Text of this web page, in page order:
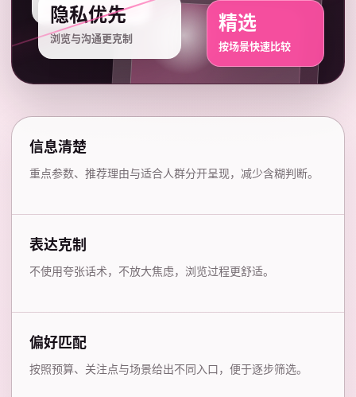
隐私优先
浏览与沟通更克制
精选
按场景快速比较
信息清楚
重点参数、推荐理由与适合人群分开呈现，减少含糊判断。
表达克制
不使用夸张话术，不放大焦虑，浏览过程更舒适。
偏好匹配
按照预算、关注点与场景给出不同入口，便于逐步筛选。